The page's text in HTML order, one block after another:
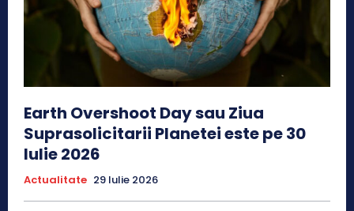
Earth Overshoot Day sau Ziua
Suprasolicitarii Planetei este pe 30
Iulie 2026
Actualitate 29 Iulie 2026